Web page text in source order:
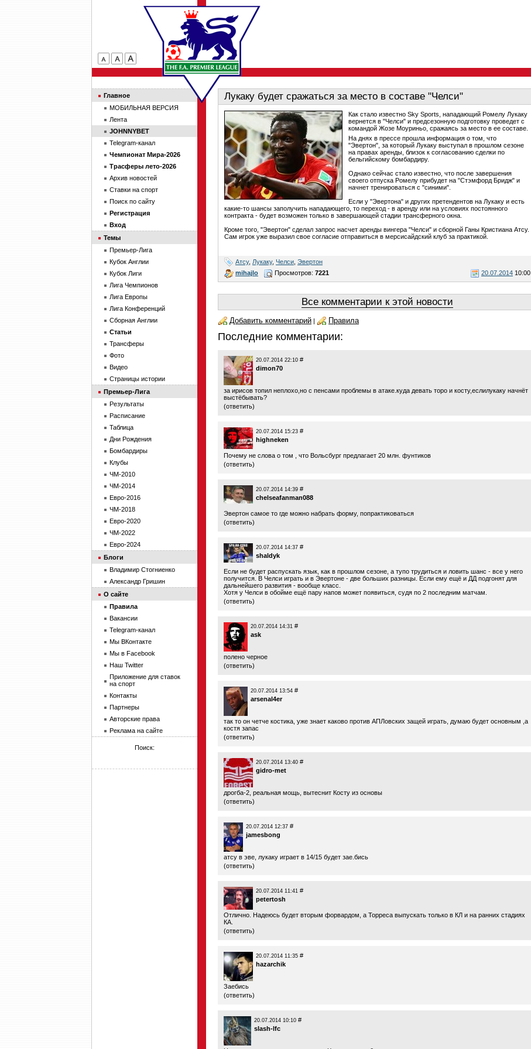
Лукаку будет сражаться за место в составе "Челси"
Как стало известно Sky Sports, нападающий Ромелу Лукаку
вернется в "Челси" и предсезонную подготовку проведет с
командой Жозе Моуриньо, сражаясь за место в ее составе.
На днях в прессе прошла информация о том, что
"Эвертон", за который Лукаку выступал в прошлом сезоне
на правах аренды, близок к согласованию сделки по
бельгийскому бомбардиру.
Однако сейчас стало известно, что после завершения
своего отпуска Ромелу прибудет на "Стэмфорд Бридж" и
начнет тренироваться с "синими".
Если у "Эвертона" и других претендентов на Лукаку и есть
какие-то шансы заполучить нападающего, то переход - в аренду или на условиях постоянного
контракта - будет возможен только в завершающей стадии трансферного окна.
Кроме того, "Эвертон" сделал запрос насчет аренды вингера "Челси" и сборной Ганы Кристиана Атсу.
Сам игрок уже выразил свое согласие отправиться в мерсисайдский клуб за практикой.
Атсу, Лукаку, Челси Эвертон
mihajlo
20.07.2014 10:00
Просмотров: 7221
Все комментарии к этой новости
Добавить комментарий | Правила
Последние комментарии:
20.07.2014 22:10 #
dimon70
за ирисов топил неплохо,но с пенсами проблемы в атаке.куда девать торо и косту,еслилукаку начнёт
выстёбывать?
(ответить)
20.07.2014 15:23 #
highneken
Почему не слова о том , что Вольсбург предлагает 20 млн. фунтиков
(ответить)
20.07.2014 14:39 #
chelseafanman088
Эвертон самое то где можно набрать форму, попрактиковаться
(ответить)
20.07.2014 14:37 #
shaldyk
Если не будет распускать язык, как в прошлом сезоне, а тупо трудиться и ловить шанс - все у него
получится. В Челси играть и в Эвертоне - две больших разницы. Если ему ещё и ДД подгонят для
дальнейшего развития - вообще класс.
Хотя у Челси в обойме ещё пару напов может появиться, судя по 2 последним матчам.
(ответить)
20.07.2014 14:31 #
ask
полено черное
(ответить)
20.07.2014 13:54 #
arsenal4er
так то он четче костика, уже знает каково против АПЛовских защей играть, думаю будет основным ,а
костя запас
(ответить)
20.07.2014 13:40 #
gidro-met
дрогба-2, реальная мощь, вытеснит Косту из основы
(ответить)
20.07.2014 12:37 #
jamesbong
атсу в эве, лукаку играет в 14/15 будет зае.бись
(ответить)
20.07.2014 11:41 #
petertosh
Отлично. Надеюсь будет вторым форвардом, а Торреса выпускать только в КЛ и на ранних стадиях
КА.
(ответить)
20.07.2014 11:35 #
hazarchik
Заебись
(ответить)
20.07.2014 10:10 #
slash-lfc
Главное
МОБИЛЬНАЯ ВЕРСИЯ
Лента
JOHNNYBET
Telegram-канал
Чемпионат Мира-2026
Трасферы лето-2026
Архив новостей
Ставки на спорт
Поиск по сайту
Регистрация
Вход
Темы
Премьер-Лига
Кубок Англии
Кубок Лиги
Лига Чемпионов
Лига Европы
Лига Конференций
Сборная Англии
Статьи
Трансферы
Фото
Видео
Страницы истории
Премьер-Лига
Результаты
Расписание
Таблица
Дни Рождения
Бомбардиры
Клубы
ЧМ-2010
ЧМ-2014
Евро-2016
ЧМ-2018
Евро-2020
ЧМ-2022
Евро-2024
Блоги
Владимир Стогниенко
Александр Гришин
О сайте
Правила
Вакансии
Telegram-канал
Мы ВКонтакте
Мы в Facebook
Наш Twitter
Приложение для ставок
на спорт
Контакты
Партнеры
Авторские права
Реклама на сайте
Поиск: